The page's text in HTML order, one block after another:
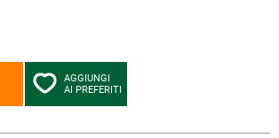
AGGIUNGI
AI PREFERITI